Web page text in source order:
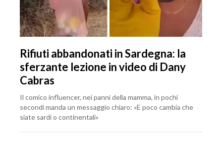
Rifiuti abbandonati in Sardegna: la
sferzante lezione in video di Dany
Cabras
Il comico influencer, nei panni della mamma, in pochi
secondi manda un messaggio chiaro: «E poco cambia che
siate sardi o continentali»